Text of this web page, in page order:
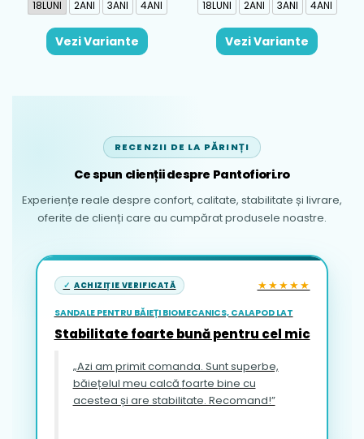
18LUNI 2ANI 3ANI 4ANI
Vezi Variante
18LUNI 2ANI 3ANI 4ANI
Vezi Variante
RECENZII DE LA PĂRINȚI
Ce spun clienții despre Pantofiori.ro
Experiențe reale despre confort, calitate, stabilitate și livrare,
oferite de clienți care au cumpărat produsele noastre.
ACHIZIȚIE VERIFICATĂ ★★★★★
SANDALE PENTRU BĂIEȚI BIOMECANICS, CALAPOD LAT
Stabilitate foarte bună pentru cel mic
„Azi am primit comanda. Sunt superbe,
băiețelul meu calcă foarte bine cu
acestea și are stabilitate. Recomand!”